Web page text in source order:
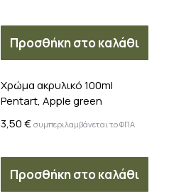
Προσθήκη στο καλάθι
Χρώμα ακρυλικό 100ml
Pentart, Apple green
3,50€ συμπεριλαμβάνεται το ΦΠΑ
Προσθήκη στο καλάθι